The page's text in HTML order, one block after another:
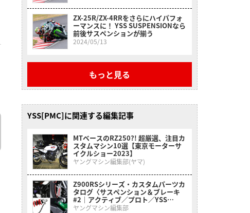
ZX-25R/ZX-4RRをさらにハイパフォ
ーマンスに！ YSS SUSPENSIONなら
前後サスペンションが揃う
2024/05/13
もっと見る
YSS[PMC]に関連する編集記事
MTベースのRZ250?! 超厳選、注目カ
スタムマシン10選【東京モーターサ
イクルショー2023】
ヤングマシン編集部(ヤマ)
Z900RSシリーズ・カスタムパーツカ
タログ〈サスペンション＆ブレーキ
#2｜アクティブ／プロト／YSS
etc.〉
ヤングマシン編集部